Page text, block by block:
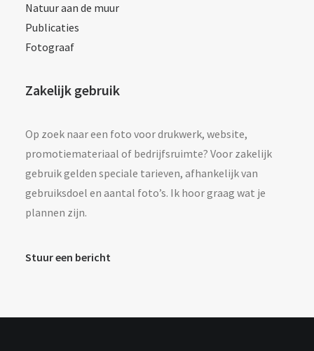
Natuur aan de muur
Publicaties
Fotograaf
Zakelijk gebruik
Op zoek naar een foto voor drukwerk, website,
promotiemateriaal of bedrijfsruimte? Voor zakelijk
gebruik gelden speciale tarieven, afhankelijk van
gebruiksdoel en aantal foto’s. Ik hoor graag wat je
plannen zijn.
Stuur een bericht